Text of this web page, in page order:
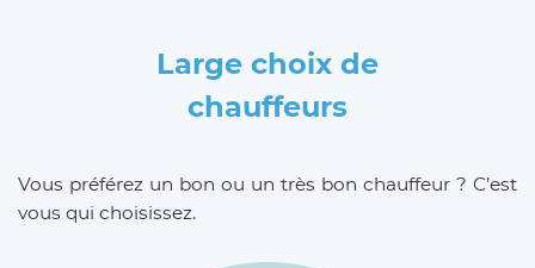
Large choix de
chauffeurs
Vous préférez un bon ou un très bon chauffeur ? C’est
vous qui choisissez.